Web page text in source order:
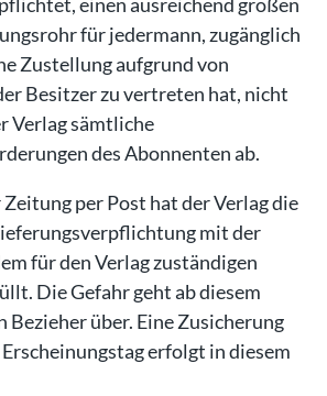
für jedermann, zugänglich
Zustellung aufgrund von
Besitzer zu vertreten hat, nicht
Verlag sämtliche
des Abonnenten ab.
per Post hat der Verlag die
mit der
für den Verlag zuständigen
Die Gefahr geht ab diesem
Bezieher über. Eine Zusicherung
erfolgt in diesem